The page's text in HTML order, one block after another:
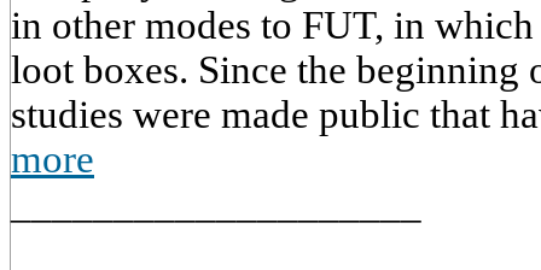
in other modes to FUT, in
loot boxes. Since the beginning
studies were made public that
more